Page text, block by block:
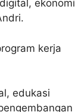
ekonomi
kerja
edukasi